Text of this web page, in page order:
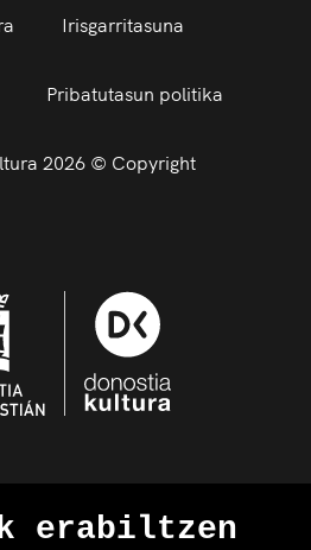
Irisgarritasuna
Pribatutasun politika
2026 © Copyright
erabiltzen